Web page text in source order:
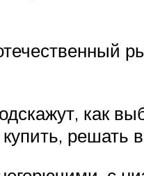
как
решать